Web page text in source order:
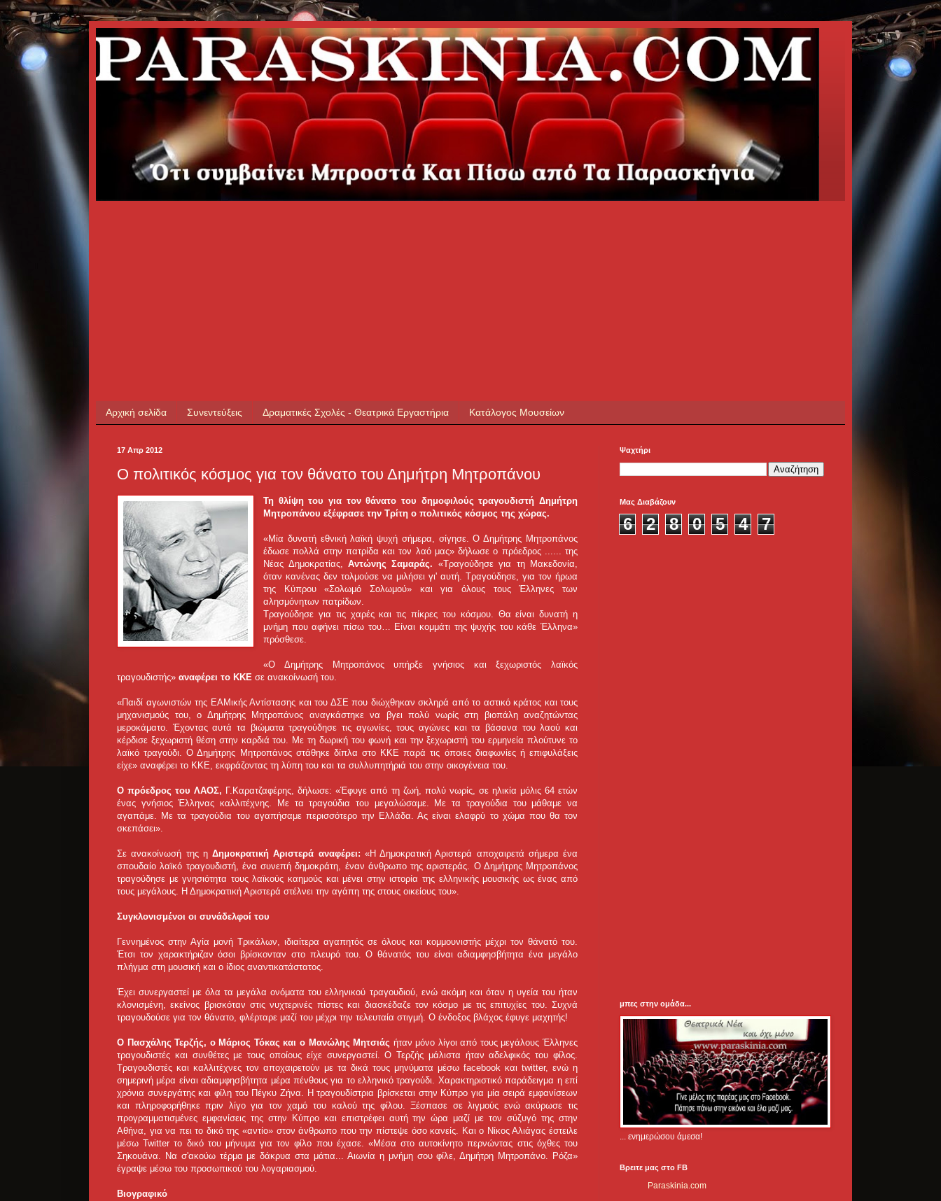
Αρχική σελίδα Συνεντεύξεις Δραματικές Σχολές - Θεατρικά Εργαστήρια Κατάλογος Μουσείων
17 Απρ 2012
Ο πολιτικός κόσμος για τον θάνατο του Δημήτρη Μητροπάνου
Τη θλίψη του για τον θάνατο του δημοφιλούς τραγουδιστή Δημήτρη
Μητροπάνου εξέφρασε την Τρίτη ο πολιτικός κόσμος της χώρας.
«Μία δυνατή εθνική λαϊκή ψυχή σήμερα, σίγησε. Ο Δημήτρης Μητροπάνος
έδωσε πολλά στην πατρίδα και τον λαό μας» δήλωσε ο πρόεδρος ...... της
Νέας Δημοκρατίας, Αντώνης Σαμαράς. «Τραγούδησε για τη Μακεδονία,
όταν κανένας δεν τολμούσε να μιλήσει γι' αυτή. Τραγούδησε, για τον ήρωα
της Κύπρου «Σολωμό Σολωμού» και για όλους τους Έλληνες των
αλησμόνητων πατρίδων.
Τραγούδησε για τις χαρές και τις πίκρες του κόσμου. Θα είναι δυνατή η
μνήμη που αφήνει πίσω του… Είναι κομμάτι της ψυχής του κάθε Έλληνα»
πρόσθεσε.
«Ο Δημήτρης Μητροπάνος υπήρξε γνήσιος και ξεχωριστός λαϊκός
τραγουδιστής» αναφέρει το ΚΚΕ σε ανακοίνωσή του.
«Παιδί αγωνιστών της ΕΑΜικής Αντίστασης και του ΔΣΕ που διώχθηκαν σκληρά από το αστικό κράτος και τους
μηχανισμούς του, ο Δημήτρης Μητροπάνος αναγκάστηκε να βγει πολύ νωρίς στη βιοπάλη αναζητώντας
μεροκάματο. Έχοντας αυτά τα βιώματα τραγούδησε τις αγωνίες, τους αγώνες και τα βάσανα του λαού και
κέρδισε ξεχωριστή θέση στην καρδιά του. Με τη δωρική του φωνή και την ξεχωριστή του ερμηνεία πλούτυνε το
λαϊκό τραγούδι. Ο Δημήτρης Μητροπάνος στάθηκε δίπλα στο ΚΚΕ παρά τις όποιες διαφωνίες ή επιφυλάξεις
είχε» αναφέρει το ΚΚΕ, εκφράζοντας τη λύπη του και τα συλλυπητήριά του στην οικογένεια του.
Ο πρόεδρος του ΛΑΟΣ, Γ.Καρατζαφέρης, δήλωσε: «Έφυγε από τη ζωή, πολύ νωρίς, σε ηλικία μόλις 64 ετών
ένας γνήσιος Έλληνας καλλιτέχνης. Με τα τραγούδια του μεγαλώσαμε. Με τα τραγούδια του μάθαμε να
αγαπάμε. Με τα τραγούδια του αγαπήσαμε περισσότερο την Ελλάδα. Ας είναι ελαφρύ το χώμα που θα τον
σκεπάσει».
Σε ανακοίνωσή της η Δημοκρατική Αριστερά αναφέρει: «Η Δημοκρατική Αριστερά αποχαιρετά σήμερα ένα
σπουδαίο λαϊκό τραγουδιστή, ένα συνεπή δημοκράτη, έναν άνθρωπο της αριστεράς. Ο Δημήτρης Μητροπάνος
τραγούδησε με γνησιότητα τους λαϊκούς καημούς και μένει στην ιστορία της ελληνικής μουσικής ως ένας από
τους μεγάλους. Η Δημοκρατική Αριστερά στέλνει την αγάπη της στους οικείους του».
Συγκλονισμένοι οι συνάδελφοί του
Γεννημένος στην Αγία μονή Τρικάλων, ιδιαίτερα αγαπητός σε όλους και κομμουνιστής μέχρι τον θάνατό του.
Έτσι τον χαρακτήριζαν όσοι βρίσκονταν στο πλευρό του. Ο θάνατός του είναι αδιαμφησβήτητα ένα μεγάλο
πλήγμα στη μουσική και ο ίδιος αναντικατάστατος.
Έχει συνεργαστεί με όλα τα μεγάλα ονόματα του ελληνικού τραγουδιού, ενώ ακόμη και όταν η υγεία του ήταν
κλονισμένη, εκείνος βρισκόταν στις νυχτερινές πίστες και διασκέδαζε τον κόσμο με τις επιτυχίες του. Συχνά
τραγουδούσε για τον θάνατο, φλέρταρε μαζί του μέχρι την τελευταία στιγμή. Ο ένδοξος βλάχος έφυγε μαχητής!
Ο Πασχάλης Τερζής, ο Μάριος Τόκας και ο Μανώλης Μητσιάς ήταν μόνο λίγοι από τους μεγάλους Έλληνες
τραγουδιστές και συνθέτες με τους οποίους είχε συνεργαστεί. Ο Τερζής μάλιστα ήταν αδελφικός του φίλος.
Τραγουδιστές και καλλιτέχνες τον αποχαιρετούν με τα δικά τους μηνύματα μέσω facebook και twitter, ενώ η
σημερινή μέρα είναι αδιαμφησβήτητα μέρα πένθους για το ελληνικό τραγούδι. Χαρακτηριστικό παράδειγμα η επί
χρόνια συνεργάτης και φίλη του Πέγκυ Ζήνα. Η τραγουδίστρια βρίσκεται στην Κύπρο για μία σειρά εμφανίσεων
και πληροφορήθηκε πριν λίγο για τον χαμό του καλού της φίλου. Ξέσπασε σε λιγμούς ενώ ακύρωσε τις
προγραμματισμένες εμφανίσεις της στην Κύπρο και επιστρέφει αυτή την ώρα μαζί με τον σύζυγό της στην
Αθήνα, για να πει το δικό της «αντίο» στον άνθρωπο που την πίστεψε όσο κανείς. Και ο Νίκος Αλιάγας έστειλε
μέσω Twitter το δικό του μήνυμα για τον φίλο που έχασε. «Μέσα στο αυτοκίνητο περνώντας στις όχθες του
Σηκουάνα. Να σ'ακούω τέρμα με δάκρυα στα μάτια... Αιωνία η μνήμη σου φίλε, Δημήτρη Μητροπάνο. Ρόζα»
έγραψε μέσω του προσωπικού του λογαριασμού.
Βιογραφικό
Ψαχτήρι
Μας Διαβάζουν
6 2 8 0 5 4 7
μπες στην ομάδα...
... ενημερώσου άμεσα!
Βρειτε μας στο FB
Paraskinia.com